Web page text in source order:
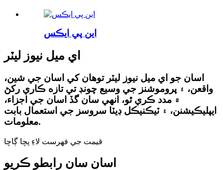
اين پي ايڪس
اي ميل نيوز ليٽر
اسان جو اي ميل نيوز ليٽر توهان کي اسان جي شين،
واقعن، ۽ پروموشنز جي وسيع چونڊ تي تازه ڪاري رکڻ
۾ مدد ڪري ٿو، انهي سان گڏ اسان جي اجزاء،
ايپليڪيشنن، ۽ ٽيڪنيڪل ڊيٽا سروسز جي استعمال بابت
معلومات.
قيمت جي فهرست لاءِ پڇا ڳاڇا
اسان سان رابطو ڪريو